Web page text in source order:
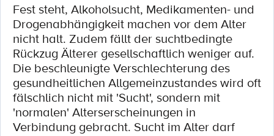
Fest steht, Alkoholsucht, Medikamenten- und
Drogenabhängigkeit machen vor dem Alter
nicht halt. Zudem fällt der suchtbedingte
Rückzug Älterer gesellschaftlich weniger auf.
Die beschleunigte Verschlechterung des
gesundheitlichen Allgemeinzustandes wird oft
fälschlich nicht mit 'Sucht', sondern mit
'normalen' Alterserscheinungen in
Verbindung gebracht. Sucht im Alter darf